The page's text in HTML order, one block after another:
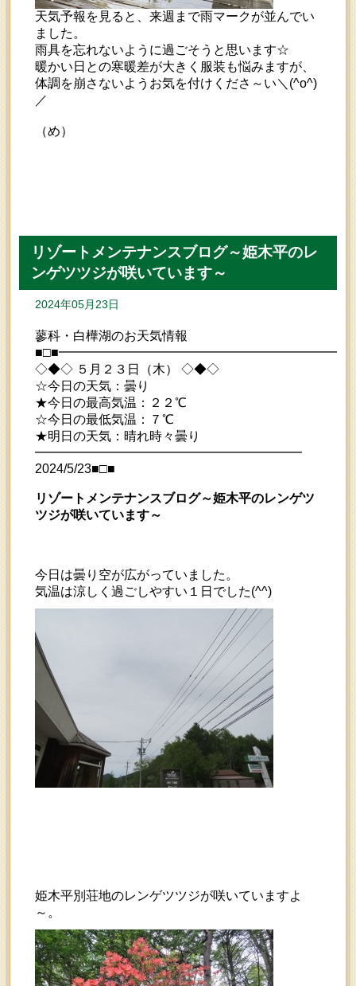
天気予報を見ると、来週まで雨マークが並んでい
ました。
雨具を忘れないように過ごそうと思います☆
暖かい日との寒暖差が大きく服装も悩みますが、
体調を崩さないようお気を付けくださ～い＼(^o^)
／
（め）
リゾートメンテナンスブログ～姫木平のレ
ンゲツツジが咲いています～
2024年05月23日
蓼科・白樺湖のお天気情報
◇◆◇ ５月２３日（木） ◇◆◇
☆今日の天気：曇り
★今日の最高気温：２２℃
☆今日の最低気温：７℃
★明日の天気：晴れ時々曇り
━━━━━━━━━━━━━━━━━━━━━
2024/5/23■□■
リゾートメンテナンスブログ～姫木平のレンゲツ
ツジが咲いています～
今日は曇り空が広がっていました。
気温は涼しく過ごしやすい１日でした(^^)
姫木平別荘地のレンゲツツジが咲いていますよ
～。